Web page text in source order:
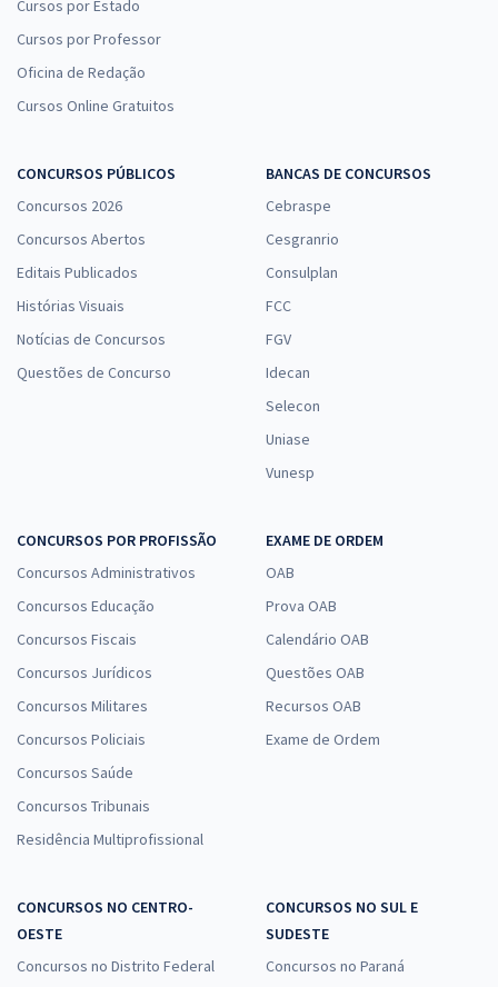
Cursos por Estado
Cursos por Professor
Oficina de Redação
Cursos Online Gratuitos
CONCURSOS PÚBLICOS
Concursos 2026
Concursos Abertos
Editais Publicados
Histórias Visuais
Notícias de Concursos
Questões de Concurso
BANCAS DE CONCURSOS
Cebraspe
Cesgranrio
Consulplan
FCC
FGV
Idecan
Selecon
Uniase
Vunesp
CONCURSOS POR PROFISSÃO
Concursos Administrativos
Concursos Educação
Concursos Fiscais
Concursos Jurídicos
Concursos Militares
Concursos Policiais
Concursos Saúde
Concursos Tribunais
Residência Multiprofissional
EXAME DE ORDEM
OAB
Prova OAB
Calendário OAB
Questões OAB
Recursos OAB
Exame de Ordem
CONCURSOS NO CENTRO-
OESTE
Concursos no Distrito Federal
CONCURSOS NO SUL E
SUDESTE
Concursos no Paraná